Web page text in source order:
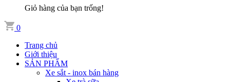
Giỏ hàng của bạn trống!
0
Trang chủ
Giới thiệu
SẢN PHẨM
Xe sắt - inox bán hàng